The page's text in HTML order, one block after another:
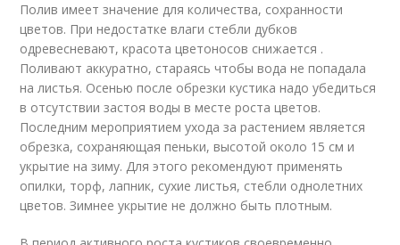
Полив имеет значение для количества, сохранности
цветов. При недостатке влаги стебли дубков
одревесневают, красота цветоносов снижается .
Поливают аккуратно, стараясь чтобы вода не попадала
на листья. Осенью после обрезки кустика надо убедиться
в отсутствии застоя воды в месте роста цветов.
Последним мероприятием ухода за растением является
обрезка, сохраняющая пеньки, высотой около 15 см и
укрытие на зиму. Для этого рекомендуют применять
опилки, торф, лапник, сухие листья, стебли однолетних
цветов. Зимнее укрытие не должно быть плотным.